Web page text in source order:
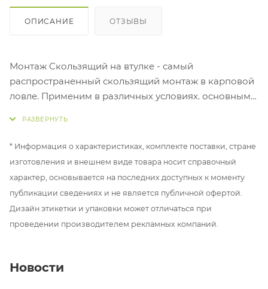
ОПИСАНИЕ ОТЗЫВЫ
Монтаж Скользящий на втулке - самый
распространенный скользящий монтаж в карповой
ловле. Применим в различных условиях. основным
возможна быстрая смена из скользящего монтажа,
* Информация о характеристиках, комплекте поставки, стране
изготовления и внешнем виде товара носит справочный
характер, основывается на последних доступных к моменту
публикации сведениях и не является публичной офертой.
Дизайн этикетки и упаковки может отличаться при
проведении производителем рекламных компаний.
Новости